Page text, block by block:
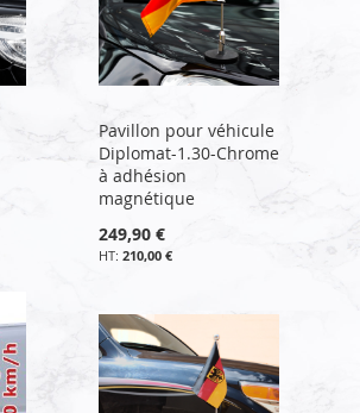
Pavillon pour véhicule
Diplomat-1.30-Chrome
à adhésion
magnétique
249,90 €
210,00 €